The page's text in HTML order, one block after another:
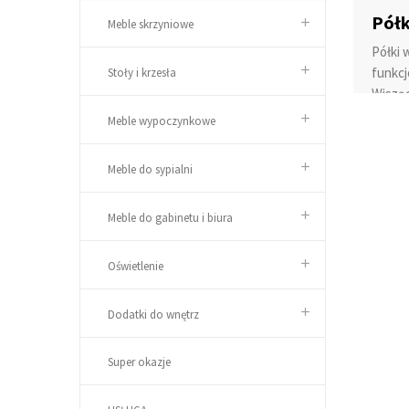
Meble skrzyniowe
Stoły i krzesła
Meble wypoczynkowe
Meble do sypialni
Meble do gabinetu i biura
Oświetlenie
Dodatki do wnętrz
Super okazje
Półki
jest